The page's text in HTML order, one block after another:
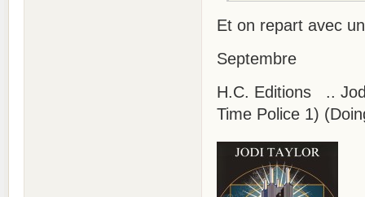
Et on repart avec
Septembre
H.C. Editions ..
Time Police 1)